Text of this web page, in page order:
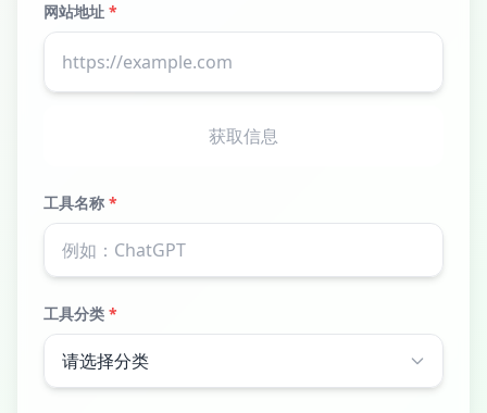
网站地址 *
获取信息
工具名称 *
工具分类 *